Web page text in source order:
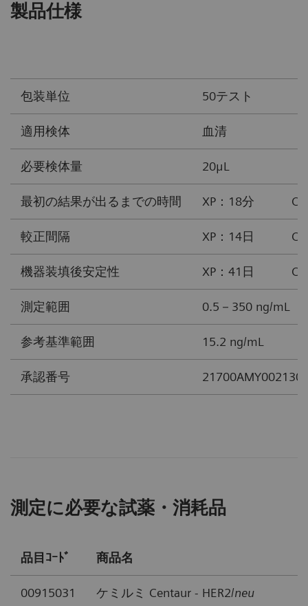
製品仕様
包装単位 50テスト
適用検体 血清
必要検体量 20μL
最初の結果が出るまでの時間 XP：18分 CP
較正間隔 XP：14日 CP
機器装填後安定性 XP：41日 CP
測定範囲 0.5－350 ng/mL
参考基準範囲 15.2 ng/mL
承認番号
測定に必要な試薬・消耗品
品目ｺｰﾄﾞ 商品名
00915031 ケミルミ Centaur - HER2/neu